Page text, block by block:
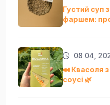
Густий суп
фаршем:
08 04,
🍛 Квасоля
соусі 🌿